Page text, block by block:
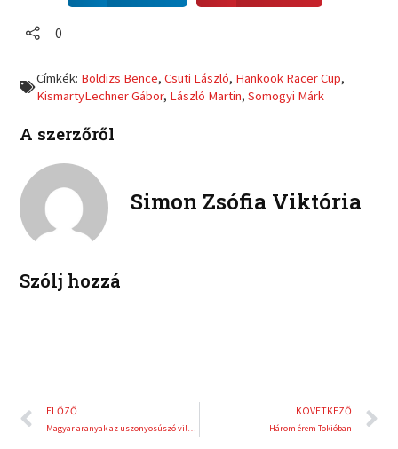
o
k
a
n
l
n
e
a
n
p
e
0
Címkék: Boldizs Bence,Csuti László, Hankook Racer Cup,
KismartyLechner Gábor, László Martin,Somogyi Márk
A szerzőről
Simon Zsófia Viktória
Szólj hozzá
Előző
ELŐZŐ
Magyar aranyak az uszonyosúszó világkupán
KÖVETKEZŐ
Három érem Tokióban